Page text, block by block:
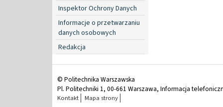
Inspektor Ochrony Danych
Informacje o przetwarzaniu
danych osobowych
Redakcja
© Politechnika Warszawska
Pl. Politechniki 1, 00-661 Warszawa, Informacja
Kontakt Mapa strony